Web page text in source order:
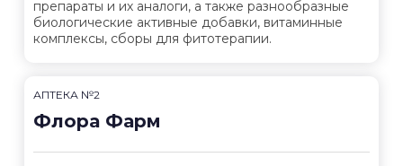
препараты и их аналоги, а также разнообразные
биологические активные добавки, витаминные
комплексы, сборы для фитотерапии.
АПТЕКА №2
Флора Фарм